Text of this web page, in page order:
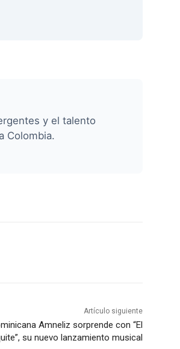
y el talento
Colombia.
Artículo siguiente
Amneliz sorprende con “El
su nuevo lanzamiento musical